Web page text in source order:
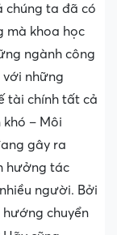
chúng ta đã có
mà khoa học
ngành công
với những
tài chính tất cả
– Môi
gây ra
hưởng tác
người. Bởi
chuyển